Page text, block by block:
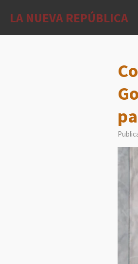
LA NUEVA REPÚBLICA